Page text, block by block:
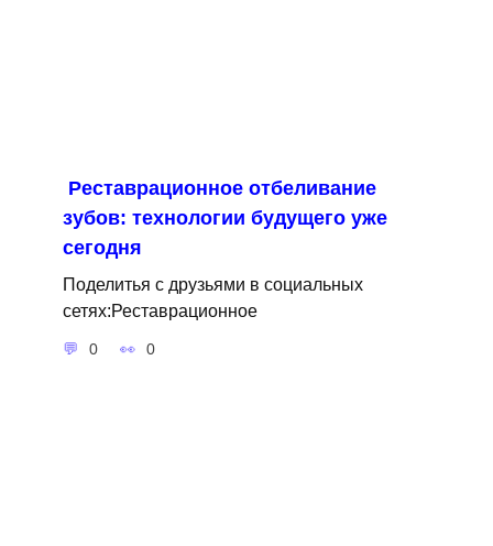
Реставрационное отбеливание
зубов: технологии будущего уже
сегодня
Поделитья с друзьями в социальных
сетях:Реставрационное
0 0